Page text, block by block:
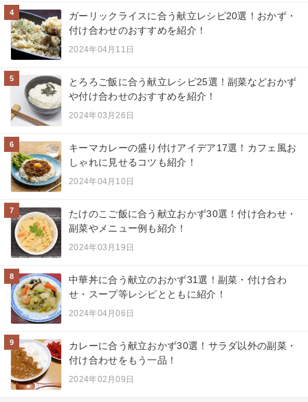
4
ガーリックライスに合う献立レシピ20選！おかず・
付け合わせのおすすめを紹介！
2024年04月11日
5
とろろご飯に合う献立レシピ25選！副菜などおかず
や付け合わせのおすすめを紹介！
2024年03月26日
6
キーマカレーの盛り付けアイデア17選！カフェ風お
しゃれに見せるコツも紹介！
2024年04月10日
7
たけのこご飯に合う献立おかず30選！付け合わせ・
副菜やメニュー例も紹介！
2024年03月19日
8
中華丼に合う献立のおかず31選！副菜・付け合わ
せ・スープ等レシピとともに紹介！
2024年04月06日
9
カレーに合う献立おかず30選！サラダ以外の副菜・
付け合わせをもう一品！
2024年02月09日